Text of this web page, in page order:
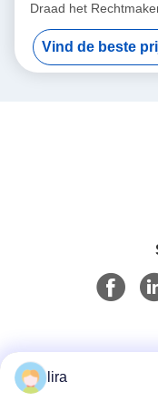
Draad het
Snijmachine voor
Breedte
Vind de beste
lira